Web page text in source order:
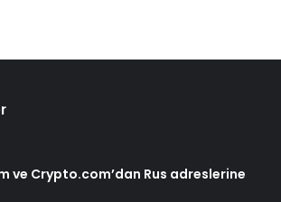
ve Crypto.com’dan Rus adreslerine